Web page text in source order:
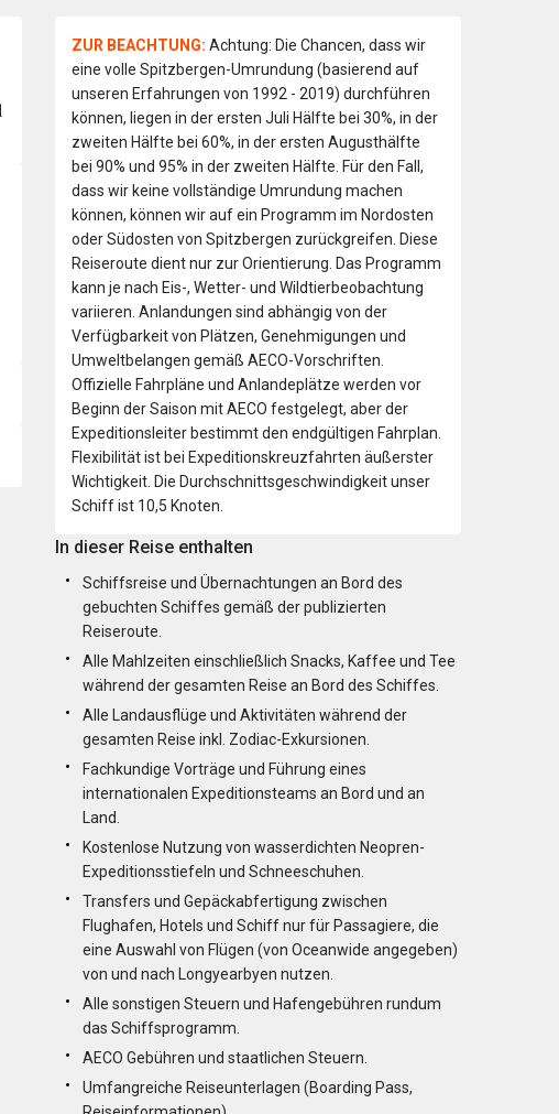
ZUR BEACHTUNG: Achtung: Die Chancen, dass wir
eine volle Spitzbergen-Umrundung (basierend auf
unseren Erfahrungen von 1992 - 2019) durchführen
können, liegen in der ersten Juli Hälfte bei 30%, in der
zweiten Hälfte bei 60%, in der ersten Augusthälfte
bei 90% und 95% in der zweiten Hälfte. Für den Fall,
dass wir keine vollständige Umrundung machen
können, können wir auf ein Programm im Nordosten
oder Südosten von Spitzbergen zurückgreifen. Diese
Reiseroute dient nur zur Orientierung. Das Programm
kann je nach Eis-, Wetter- und Wildtierbeobachtung
variieren. Anlandungen sind abhängig von der
Verfügbarkeit von Plätzen, Genehmigungen und
Umweltbelangen gemäß AECO-Vorschriften.
Offizielle Fahrpläne und Anlandeplätze werden vor
Beginn der Saison mit AECO festgelegt, aber der
Expeditionsleiter bestimmt den endgültigen Fahrplan.
Flexibilität ist bei Expeditionskreuzfahrten äußerster
Wichtigkeit. Die Durchschnittsgeschwindigkeit unser
Schiff ist 10,5 Knoten.
In dieser Reise enthalten
Schiffsreise und Übernachtungen an Bord des
gebuchten Schiffes gemäß der publizierten
Reiseroute.
Alle Mahlzeiten einschließlich Snacks, Kaffee und Tee
während der gesamten Reise an Bord des Schiffes.
Alle Landausflüge und Aktivitäten während der
gesamten Reise inkl. Zodiac-Exkursionen.
Fachkundige Vorträge und Führung eines
internationalen Expeditionsteams an Bord und an
Land.
Kostenlose Nutzung von wasserdichten Neopren-
Expeditionsstiefeln und Schneeschuhen.
Transfers und Gepäckabfertigung zwischen
Flughafen, Hotels und Schiff nur für Passagiere, die
eine Auswahl von Flügen (von Oceanwide angegeben)
von und nach Longyearbyen nutzen.
Alle sonstigen Steuern und Hafengebühren rundum
das Schiffsprogramm.
AECO Gebühren und staatlichen Steuern.
Umfangreiche Reiseunterlagen (Boarding Pass,